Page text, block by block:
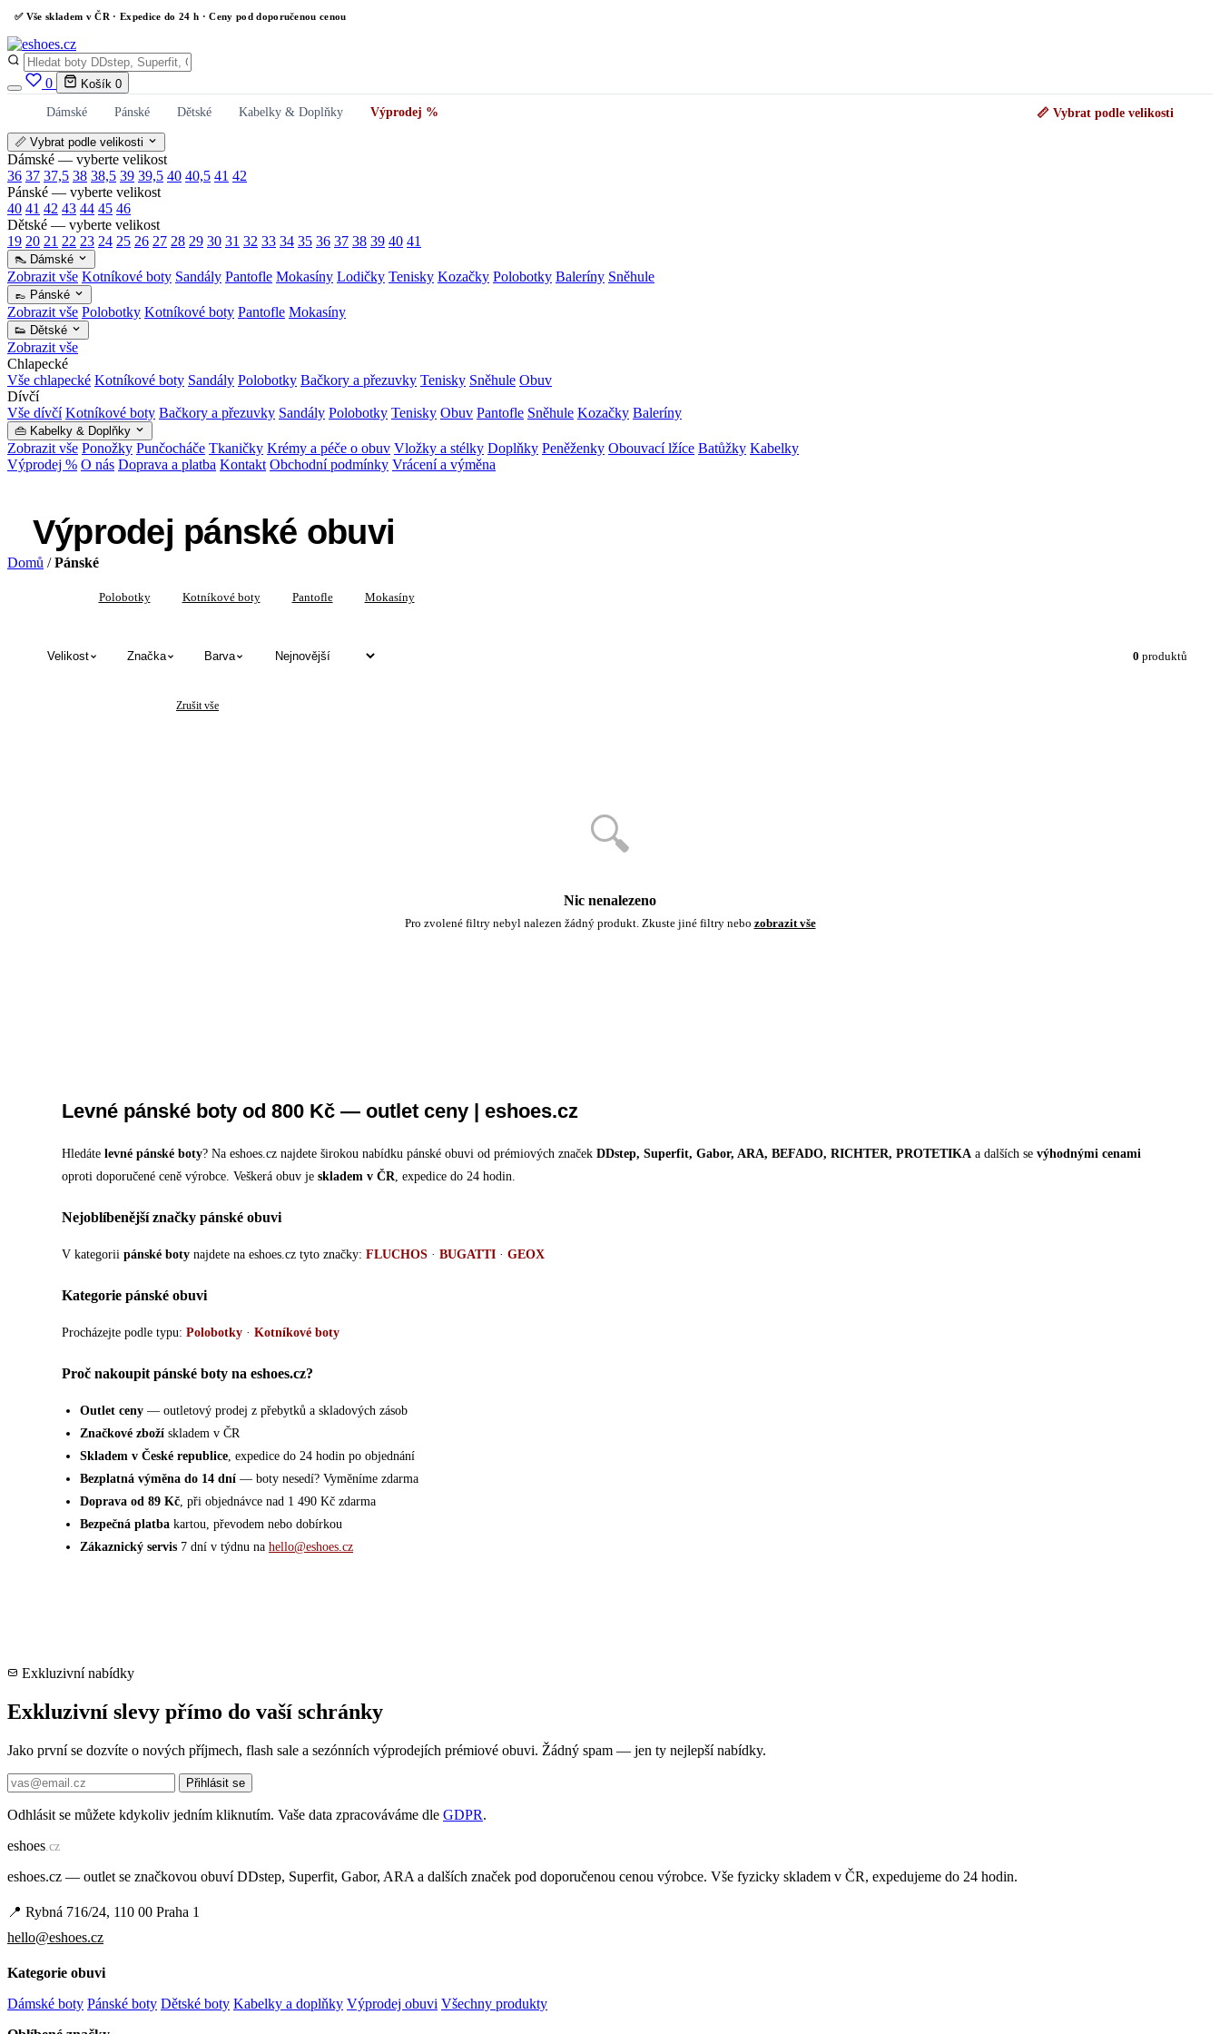
✅ Vše skladem v ČR · Expedice do 24 h · Ceny pod doporučenou cenou
0 Košík 0
Dámské Pánské Dětské Kabelky & Doplňky Výprodej % 📏 Vybrat podle velikosti
📏 Vybrat podle velikosti
Dámské — vyberte velikost
36 37 37,5 38 38,5 39 39,5 40 40,5 41 42
Pánské — vyberte velikost
40 41 42 43 44 45 46
Dětské — vyberte velikost
19 20 21 22 23 24 25 26 27 28 29 30 31 32 33 34 35 36 37 38 39 40 41
👠 Dámské
Zobrazit vše Kotníkové boty Sandály Pantofle Mokasíny Lodičky Tenisky Kozačky Polobotky Baleríny Sněhule
👞 Pánské
Zobrazit vše Polobotky Kotníkové boty Pantofle Mokasíny
👟 Dětské
Zobrazit vše
Chlapecké
Vše chlapecké Kotníkové boty Sandály Polobotky Bačkory a přezuvky Tenisky Sněhule Obuv
Dívčí
Vše dívčí Kotníkové boty Bačkory a přezuvky Sandály Polobotky Tenisky Obuv Pantofle Sněhule Kozačky Baleríny
👜 Kabelky & Doplňky
Zobrazit vše Ponožky Punčocháče Tkaničky Krémy a péče o obuv Vložky a stélky Doplňky Peněženky Obouvací lžíce Batůžky Kabelky
Výprodej % O nás Doprava a platba Kontakt Obchodní podmínky Vrácení a výměna
Výprodej pánské obuvi
Domů / Pánské
Polobotky Kotníkové boty Pantofle Mokasíny
Velikost Značka Barva 0 produktů
Zrušit vše
🔍
Nic nenalezeno
Pro zvolené filtry nebyl nalezen žádný produkt. Zkuste jiné filtry nebo zobrazit vše
Levné pánské boty od 800 Kč — outlet ceny | eshoes.cz
Hledáte levné pánské boty? Na eshoes.cz najdete širokou nabídku pánské obuvi od prémiových značek DDstep, Superfit, Gabor, ARA, BEFADO, RICHTER, PROTETIKA a dalších se výhodnými cenami
oproti doporučené ceně výrobce. Veškerá obuv je skladem v ČR , expedice do 24 hodin.
Nejoblíbenější značky pánské obuvi
V kategorii pánské boty najdete na eshoes.cz tyto značky: FLUCHOS · BUGATTI · GEOX
Kategorie pánské obuvi
Procházejte podle typu: Polobotky · Kotníkové boty
Proč nakoupit pánské boty na eshoes.cz?
Outlet ceny — outletový prodej z přebytků a skladových zásob
Značkové zboží skladem v ČR
Skladem v České republice , expedice do 24 hodin po objednání
Bezplatná výměna do 14 dní — boty nesedí? Vyměníme zdarma
Doprava od 89 Kč , při objednávce nad 1 490 Kč zdarma
Bezpečná platba kartou, převodem nebo dobírkou
Zákaznický servis 7 dní v týdnu na hello@eshoes.cz
Exkluzivní nabídky
Exkluzivní slevy přímo do vaší schránky
Jako první se dozvíte o nových příjmech, flash sale a sezónních výprodejích prémiové obuvi. Žádný spam — jen ty nejlepší nabídky.
Přihlásit se
Odhlásit se můžete kdykoliv jedním kliknutím. Vaše data zpracováváme dle GDPR.
eshoes .cz
eshoes.cz — outlet se značkovou obuví DDstep, Superfit, Gabor, ARA a dalších značek pod doporučenou cenou výrobce. Vše fyzicky skladem v ČR, expedujeme do 24 hodin.
📍 Rybná 716/24, 110 00 Praha 1
hello@eshoes.cz
Kategorie obuvi
Dámské boty Pánské boty Dětské boty Kabelky a doplňky Výprodej obuvi Všechny produkty